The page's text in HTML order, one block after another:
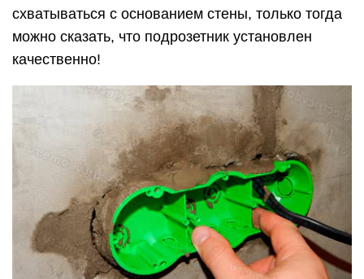
схватываться с основанием стены, только тогда
можно сказать, что подрозетник установлен
качественно!